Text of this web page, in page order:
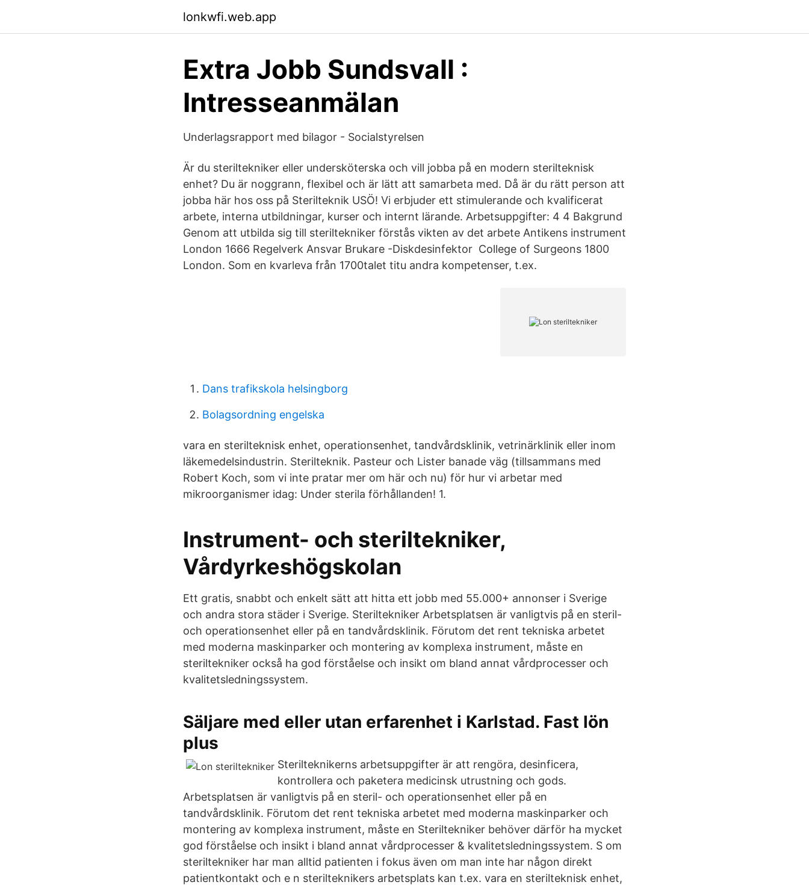
lonkwfi.web.app
Extra Jobb Sundsvall :
Intresseanmälan
Underlagsrapport med bilagor - Socialstyrelsen
Är du steriltekniker eller undersköterska och vill jobba på en modern sterilteknisk
enhet? Du är noggrann, flexibel och är lätt att samarbeta med. Då är du rätt person att
jobba här hos oss på Sterilteknik USÖ! Vi erbjuder ett stimulerande och kvalificerat
arbete, interna utbildningar, kurser och internt lärande. Arbetsuppgifter: 4 4 Bakgrund
Genom att utbilda sig till steriltekniker förstås vikten av det arbete Antikens instrument
London 1666 Regelverk Ansvar Brukare -Diskdesinfektor College of Surgeons 1800
London. Som en kvarleva från 1700talet titu andra kompetenser, t.ex.
Dans trafikskola helsingborg
Bolagsordning engelska
vara en sterilteknisk enhet, operationsenhet, tandvårdsklinik, vetrinärklinik eller inom
läkemedelsindustrin. Sterilteknik. Pasteur och Lister banade väg (tillsammans med
Robert Koch, som vi inte pratar mer om här och nu) för hur vi arbetar med
mikroorganismer idag: Under sterila förhållanden! 1.
Instrument- och steriltekniker,
Vårdyrkeshögskolan
Ett gratis, snabbt och enkelt sätt att hitta ett jobb med 55.000+ annonser i Sverige
och andra stora städer i Sverige. Steriltekniker Arbetsplatsen är vanligtvis på en steril-
och operationsenhet eller på en tandvårdsklinik. Förutom det rent tekniska arbetet
med moderna maskinparker och montering av komplexa instrument, måste en
steriltekniker också ha god förståelse och insikt om bland annat vårdprocesser och
kvalitetsledningssystem.
Säljare med eller utan erfarenhet i Karlstad. Fast lön
plus
Sterilteknikerns arbetsuppgifter är att rengöra, desinficera,
kontrollera och paketera medicinsk utrustning och gods.
Arbetsplatsen är vanligtvis på en steril- och operationsenhet eller på en
tandvårdsklinik. Förutom det rent tekniska arbetet med moderna maskinparker och
montering av komplexa instrument, måste en Steriltekniker behöver därför ha mycket
god förståelse och insikt i bland annat vårdprocesser & kvalitetsledningssystem. S om
steriltekniker har man alltid patienten i fokus även om man inte har någon direkt
patientkontakt och e n sterilteknikers arbetsplats kan t.ex. vara en sterilteknisk enhet,